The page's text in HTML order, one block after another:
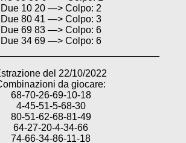
Due 10 20 —> Colpo: 2
Due 80 41 —> Colpo: 3
Due 69 83 —> Colpo: 6
Due 34 69 —> Colpo: 6
del 22/10/2022
da giocare:
68-70-26-69-10-18
4-45-51-5-68-30
80-51-62-68-81-49
64-27-20-4-34-66
74-66-34-86-11-18